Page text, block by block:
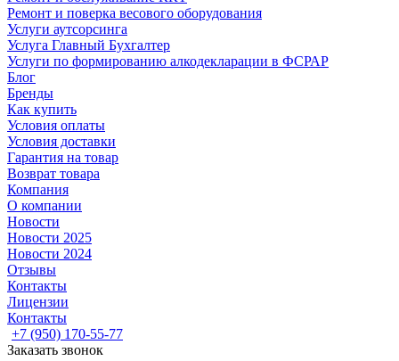
Ремонт и поверка весового оборудования
Услуги аутсорсинга
Услуга Главный Бухгалтер
Услуги по формированию алкодекларации в ФСРАР
Блог
Бренды
Как купить
Условия оплаты
Условия доставки
Гарантия на товар
Возврат товара
Компания
О компании
Новости
Новости 2025
Новости 2024
Отзывы
Контакты
Лицензии
Контакты
+7 (950) 170-55-77
Заказать звонок